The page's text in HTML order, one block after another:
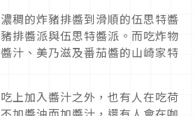
稠的炸豬排醬到滑順的伍思特醬
排醬派與伍思特醬派。而吃炸物
汁、美乃滋及番茄醬的山崎家特
上加入醬汁之外，也有人在吃荷